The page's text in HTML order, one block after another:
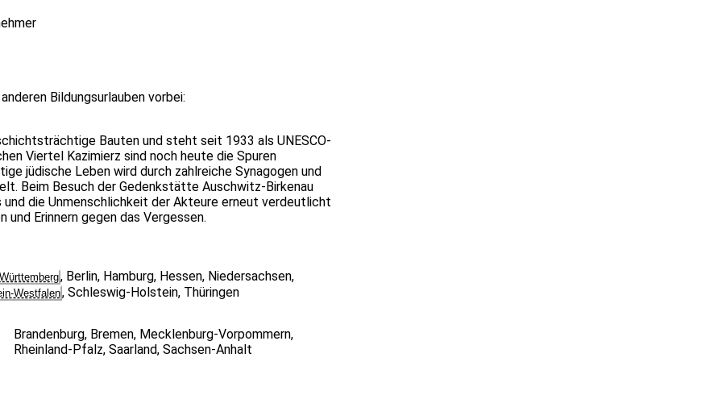
Bildungsurlauben vorbei:
Bauten und steht seit 1933 als UNESCO-
Viertel Kazimierz sind noch heute die Spuren
jüdische Leben wird durch zahlreiche Synagogen und
Beim Besuch der Gedenkstätte Auschwitz-Birkenau
die Unmenschlichkeit der Akteure erneut verdeutlicht
Erinnern gegen das Vergessen.
, Berlin, Hamburg, Hessen, Niedersachsen,
Westfalen, Schleswig-Holstein, Thüringen
Brandenburg, Bremen, Mecklenburg-Vorpommern,
Rheinland-Pfalz, Saarland, Sachsen-Anhalt